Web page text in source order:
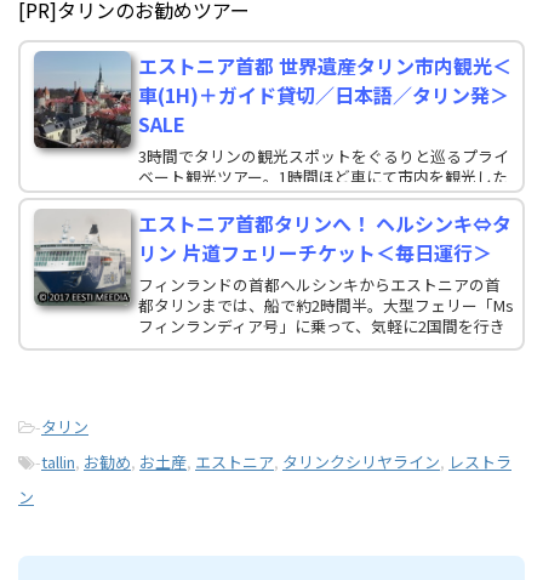
[PR]タリンのお勧めツアー
エストニア首都 世界遺産タリン市内観光＜
車(1H)＋ガイド貸切／日本語／タリン発＞
SALE
3時間でタリンの観光スポットをぐるりと巡るプライ
ベート観光ツアー。1時間ほど車にて市内を観光した
後は、迷路になりそうなタリン旧市街の徒歩観光
へ。石畳の路地裏歩きへご案内します。専属の日本
語ガイドがご案内しますので、ゆったり過ごせます。
エストニア首都タリンへ！ ヘルシンキ⇔タ
リン 片道フェリーチケット＜毎日運行＞
フィンランドの首都ヘルシンキからエストニアの首
都タリンまでは、船で約2時間半。大型フェリー「Ms
フィンランディア号」に乗って、気軽に2国間を行き
来しましょう。片道チケットなので、往路と復路を滞
-タリン
-tallin, お勧め, お土産, エストニア, タリンクシリヤライン, レストラ
ン